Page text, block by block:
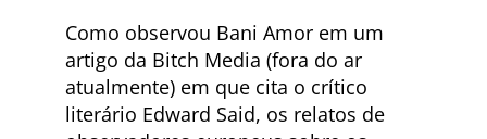
Como observou Bani Amor em um
artigo da Bitch Media (fora do ar
atualmente) em que cita o crítico
literário Edward Said, os relatos de